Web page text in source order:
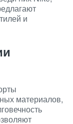
и
материалов,